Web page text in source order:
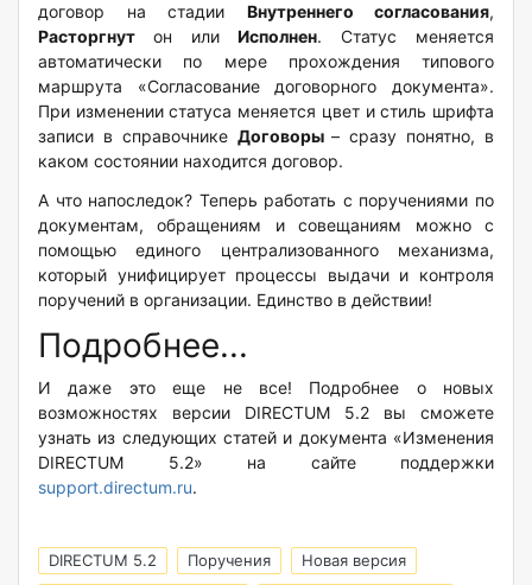
договор на стадии Внутреннего согласования,
Расторгнут он или Исполнен. Статус меняется
автоматически по мере прохождения типового
маршрута «Согласование договорного документа».
При изменении статуса меняется цвет и стиль шрифта
записи в справочнике Договоры– сразу понятно, в
каком состоянии находится договор.
А что напоследок? Теперь работать с поручениями по
документам, обращениям и совещаниям можно с
помощью единого централизованного механизма,
который унифицирует процессы выдачи и контроля
поручений в организации. Единство в действии!
Подробнее...
И даже это еще не все! Подробнее о новых
возможностях версии DIRECTUM 5.2 вы сможете
узнать из следующих статей и документа «Изменения
DIRECTUM 5.2» на сайте поддержки
support.directum.ru.
DIRECTUM 5.2 Поручения
Новая версия